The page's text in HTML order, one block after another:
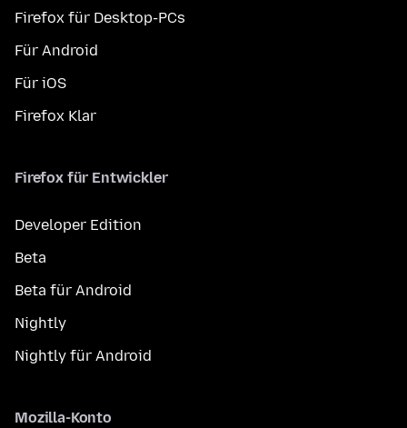
Firefox für Desktop-PCs
Für Android
Für iOS
Firefox Klar
Firefox für Entwickler
Developer Edition
Beta
Beta für Android
Nightly
Nightly für Android
Mozilla-Konto